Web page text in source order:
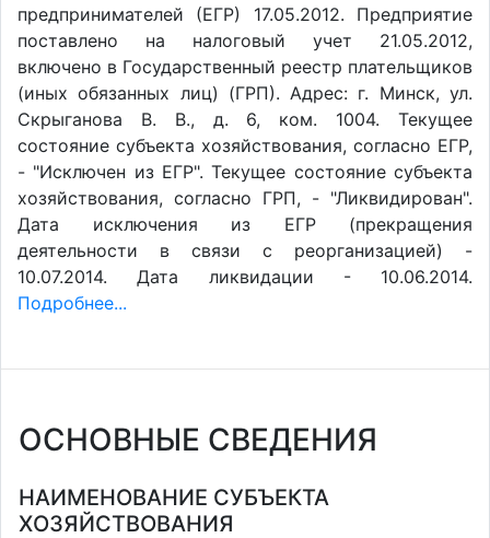
предпринимателей (ЕГР) 17.05.2012. Предприятие
поставлено на налоговый учет 21.05.2012,
включено в Государственный реестр плательщиков
(иных обязанных лиц) (ГРП). Адрес: г. Минск, ул.
Скрыганова В. В., д. 6, ком. 1004. Текущее
состояние субъекта хозяйствования, согласно ЕГР,
- "Исключен из ЕГР". Текущее состояние субъекта
хозяйствования, согласно ГРП, - "Ликвидирован".
Дата исключения из ЕГР (прекращения
деятельности в связи с реорганизацией) -
10.07.2014. Дата ликвидации - 10.06.2014.
Подробнее...
ОСНОВНЫЕ СВЕДЕНИЯ
НАИМЕНОВАНИЕ СУБЪЕКТА
ХОЗЯЙСТВОВАНИЯ